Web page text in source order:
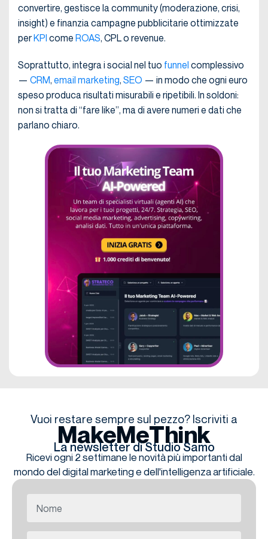
convertire, gestisce la community (moderazione, crisi,
insight) e finanzia campagne pubblicitarie ottimizzate
perKPI come ROAS, CPL o revenue.
Soprattutto, integra i social nel tuo funnel complessivo
— CRM, email marketing, SEO — in modo che ogni euro
speso produca risultati misurabili e ripetibili. In soldoni:
non si tratta di “fare like”, ma di avere numeri e dati che
parlano chiaro.
Vuoi restare sempre sul pezzo? Iscriviti a
MakeMeThink
La newsletter di Studio Samo
Ricevi ogni 2 settimane le novità più importanti dal
mondo del digital marketing e dell'intelligenza artificiale.